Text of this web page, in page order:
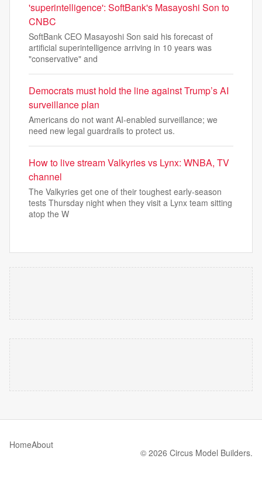
'superintelligence': SoftBank's Masayoshi Son to
CNBC
SoftBank CEO Masayoshi Son said his forecast of
artificial superintelligence arriving in 10 years was
"conservative" and
Democrats must hold the line against Trump’s AI
surveillance plan
Americans do not want AI-enabled surveillance; we
need new legal guardrails to protect us.
How to live stream Valkyries vs Lynx: WNBA, TV
channel
The Valkyries get one of their toughest early-season
tests Thursday night when they visit a Lynx team sitting
atop the W
HomeAbout
© 2026 Circus Model Builders.